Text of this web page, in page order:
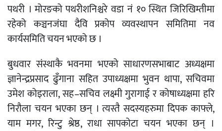
पथरी । मोरङको पथरीशनिश्चरे वडा नं १० स्थित जिरिखिम्तीमा
रहेको कञ्चनजंघा दैवि प्रकोप व्यवस्थापन समितिमा नव
कार्यसमिति चयन भएको छ ।
बुधवार संस्थाकै भवनमा भएको साधारणसभाबाट अध्यक्षमा
ज्ञानेन्द्रप्रसाद ढुँगाना सहित उपाध्यक्षमा भुवन थापा, सचिवमा
उमेश कोइराला, सह–सचिव लक्ष्मी गुरागाई र कोषाध्यक्षमा हरि
निरौला चयन भएका छन् । त्यस्तै सदस्यहरुमा दिपक काफ्ले,
याम मगर, रिन्टु श्रेष्ठ, राधा सापकोटा चयन भएका छन् ।